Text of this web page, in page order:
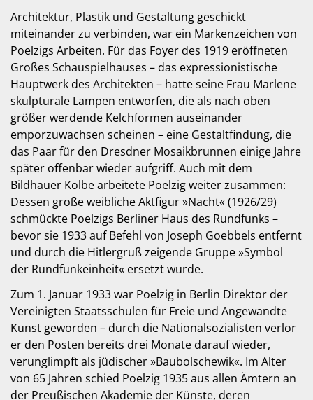
Architektur, Plastik und Gestaltung geschickt
miteinander zu verbinden, war ein Markenzeichen von
Poelzigs Arbeiten. Für das Foyer des 1919 eröffneten
Großes Schauspielhauses – das expressionistische
Hauptwerk des Architekten – hatte seine Frau Marlene
skulpturale Lampen entworfen, die als nach oben
größer werdende Kelchformen auseinander
emporzuwachsen scheinen – eine Gestaltfindung, die
das Paar für den Dresdner Mosaikbrunnen einige Jahre
später offenbar wieder aufgriff. Auch mit dem
Bildhauer Kolbe arbeitete Poelzig weiter zusammen:
Dessen große weibliche Aktfigur »Nacht« (1926/29)
schmückte Poelzigs Berliner Haus des Rundfunks –
bevor sie 1933 auf Befehl von Joseph Goebbels entfernt
und durch die Hitlergruß zeigende Gruppe »Symbol
der Rundfunkeinheit« ersetzt wurde.
Zum 1. Januar 1933 war Poelzig in Berlin Direktor der
Vereinigten Staatsschulen für Freie und Angewandte
Kunst geworden – durch die Nationalsozialisten verlor
er den Posten bereits drei Monate darauf wieder,
verunglimpft als jüdischer »Baubolschewik«. Im Alter
von 65 Jahren schied Poelzig 1935 aus allen Ämtern an
der Preußischen Akademie der Künste, deren